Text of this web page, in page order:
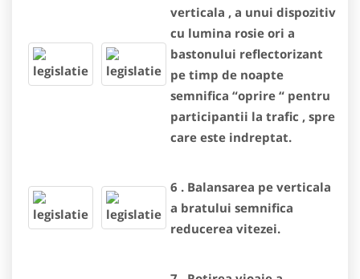
verticala , a unui dispozitiv
cu lumina rosie ori a
bastonului reflectorizant
pe timp de noapte
semnifica “oprire “ pentru
participantii la trafic , spre
care este indreptat.
6 . Balansarea pe verticala
a bratului semnifica
reducerea vitezei.